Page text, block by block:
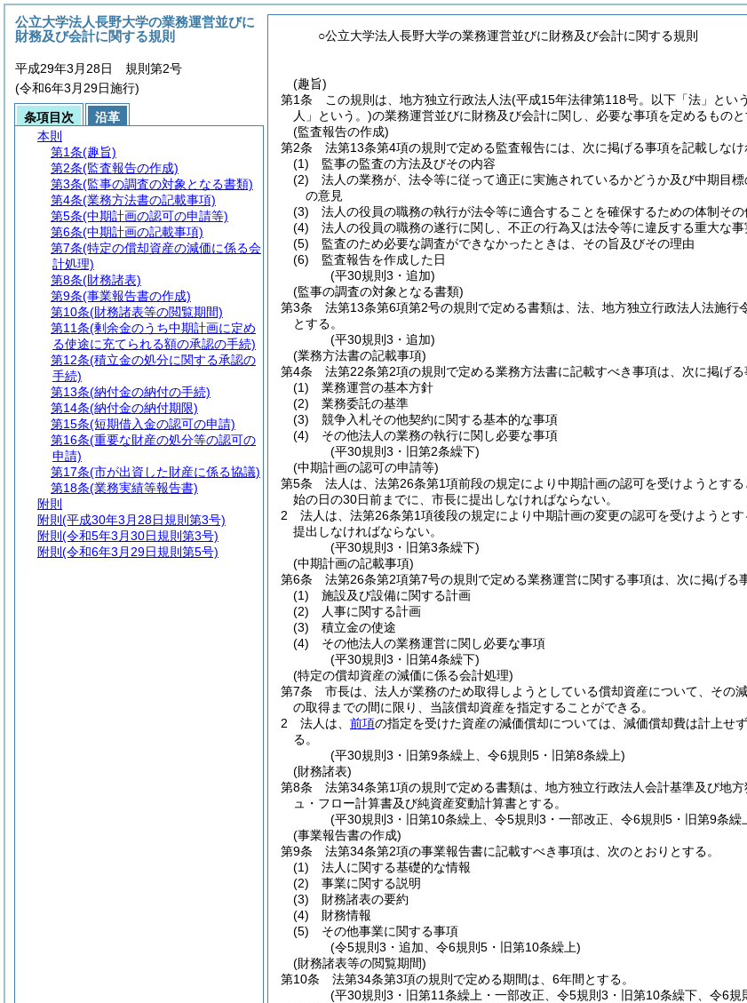
○公立大学法人長野大学の業務運営並びに財務及び会計に関する規則
(趣旨)
第1条
この規則は、地方独立行政法人法(平成15年法律第118号。以下「法」とい
人」という。)の業務運営並びに財務及び会計に関し、必要な事項を定めるものと
(監査報告の作成)
第2条
法第13条第4項の規則で定める監査報告には、次に掲げる事項を記載しなけ
(1)
監事の監査の方法及びその内容
(2)
法人の業務が、法令等に従って適正に実施されているかどうか及び中期目
の意見
(3)
法人の役員の職務の執行が法令等に適合することを確保するための体制そ
(4)
法人の役員の職務の遂行に関し、不正の行為又は法令等に違反する重大な
(5)
監査のため必要な調査ができなかったときは、その旨及びその理由
(6)
監査報告を作成した日
(平30規則3・追加)
(監事の調査の対象となる書類)
第3条
法第13条第6項第2号の規則で定める書類は、法、地方独立行政法人法施行
とする。
(平30規則3・追加)
(業務方法書の記載事項)
第4条
法第22条第2項の規則で定める業務方法書に記載すべき事項は、次に掲げる
(1)
業務運営の基本方針
(2)
業務委託の基準
(3)
競争入札その他契約に関する基本的な事項
(4)
その他法人の業務の執行に関し必要な事項
(平30規則3・旧第2条繰下)
(中期計画の認可の申請等)
第5条
法人は、法第26条第1項前段の規定により中期計画の認可を受けようとす
始の日の30日前までに、市長に提出しなければならない。
2
法人は、法第26条第1項後段の規定により中期計画の変更の認可を受けようと
提出しなければならない。
(平30規則3・旧第3条繰下)
(中期計画の記載事項)
第6条
法第26条第2項第7号の規則で定める業務運営に関する事項は、次に掲げる
(1)
施設及び設備に関する計画
(2)
人事に関する計画
(3)
積立金の使途
(4)
その他法人の業務運営に関し必要な事項
(平30規則3・旧第4条繰下)
(特定の償却資産の減価に係る会計処理)
第7条
市長は、法人が業務のため取得しようとしている償却資産について、そ
の取得までの間に限り、当該償却資産を指定することができる。
2
法人は、 前項の指定を受けた資産の減価償却については、減価償却費は計上せ
る。
(平30規則3・旧第9条繰上、令6規則5・旧第8条繰上)
(財務諸表)
第8条
法第34条第1項の規則で定める書類は、地方独立行政法人会計基準及び地
ュ・フロー計算書及び純資産変動計算書とする。
(平30規則3・旧第10条繰上、令5規則3・一部改正、令6規則5・旧第9条繰
(事業報告書の作成)
第9条
法第34条第2項の事業報告書に記載すべき事項は、次のとおりとする。
(1)
法人に関する基礎的な情報
(2)
事業に関する説明
(3)
財務諸表の要約
(4)
財務情報
(5)
その他事業に関する事項
(令5規則3・追加、令6規則5・旧第10条繰上)
(財務諸表等の閲覧期間)
第10条
法第34条第3項の規則で定める期間は、6年間とする。
(平30規則3・旧第11条繰上・一部改正、令5規則3・旧第10条繰下、令6規
公立大学法人長野大学の業務運営並びに
財務及び会計に関する規則
平成29年3月28日 規則第2号
(令和6年3月29日施行)
条項目次
沿革
本則
第1条(趣旨)
第2条(監査報告の作成)
第3条(監事の調査の対象となる書類)
第4条(業務方法書の記載事項)
第5条(中期計画の認可の申請等)
第6条(中期計画の記載事項)
第7条(特定の償却資産の減価に係る会
計処理)
第8条(財務諸表)
第9条(事業報告書の作成)
第10条(財務諸表等の閲覧期間)
第11条(剰余金のうち中期計画に定め
る使途に充てられる額の承認の手続)
第12条(積立金の処分に関する承認の
手続)
第13条(納付金の納付の手続)
第14条(納付金の納付期限)
第15条(短期借入金の認可の申請)
第16条(重要な財産の処分等の認可の
申請)
第17条(市が出資した財産に係る協議)
第18条(業務実績等報告書)
附則
附則 (平成30年3月28日規則第3号)
附則 (令和5年3月30日規則第3号)
附則 (令和6年3月29日規則第5号)